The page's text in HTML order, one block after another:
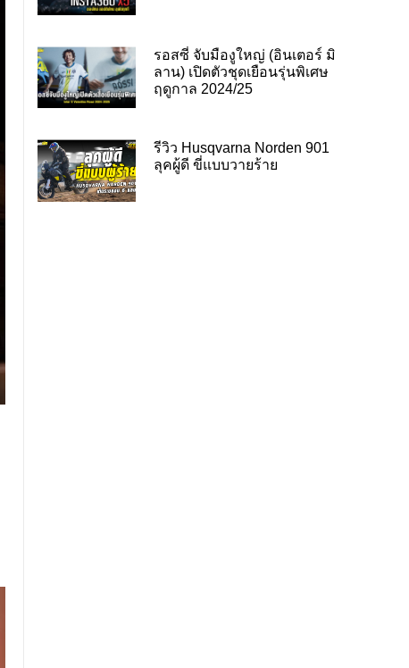
รอสซี่ จับมืองูใหญ่ (อินเตอร์ มิ
ลาน) เปิดตัวชุดเยือนรุ่นพิเศษ
ฤดูกาล 2024/25
รีวิว Husqvarna Norden 901
ลุคผู้ดี ขี่แบบวายร้าย